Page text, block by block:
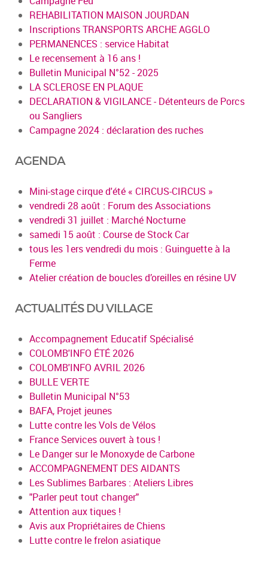
REHABILITATION MAISON JOURDAN
Inscriptions TRANSPORTS ARCHE AGGLO
PERMANENCES : service Habitat
Le recensement à 16 ans !
Bulletin Municipal N°52 - 2025
LA SCLEROSE EN PLAQUE
DECLARATION & VIGILANCE - Détenteurs de Porcs
ou Sangliers
Campagne 2024 : déclaration des ruches
AGENDA
Mini-stage cirque d'été « CIRCUS-CIRCUS »
vendredi 28 août : Forum des Associations
vendredi 31 juillet : Marché Nocturne
samedi 15 août : Course de Stock Car
tous les 1ers vendredi du mois : Guinguette à la
Ferme
Atelier création de boucles d’oreilles en résine UV
ACTUALITÉS DU VILLAGE
Accompagnement Educatif Spécialisé
COLOMB'INFO ÉTÉ 2026
COLOMB'INFO AVRIL 2026
BULLE VERTE
Bulletin Municipal N°53
BAFA, Projet jeunes
Lutte contre les Vols de Vélos
France Services ouvert à tous !
Le Danger sur le Monoxyde de Carbone
ACCOMPAGNEMENT DES AIDANTS
Les Sublimes Barbares : Ateliers Libres
"Parler peut tout changer"
Attention aux tiques !
Avis aux Propriétaires de Chiens
Lutte contre le frelon asiatique